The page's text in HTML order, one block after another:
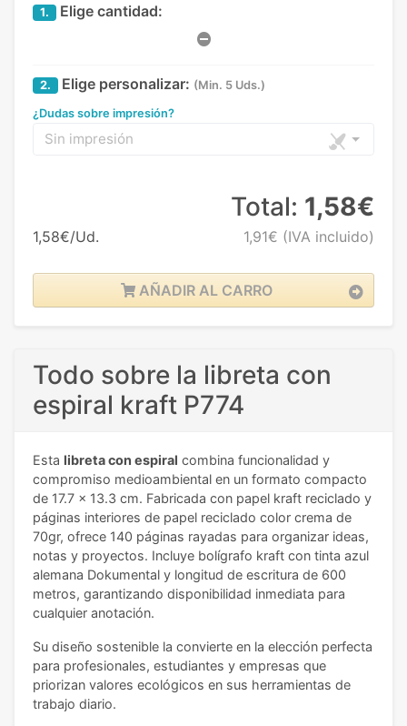
1. Elige cantidad:
2. Elige personalizar: (Min. 5 Uds.)
¿Dudas sobre impresión?
Sin impresión
1,58€/Ud.
Total: 1,58€
1,91€ (IVA incluido)
AÑADIR AL CARRO
Todo sobre la libreta con
espiral kraft P774
Esta libreta con espiral combina funcionalidad y
compromiso medioambiental en un formato compacto
de 17.7 x 13.3 cm. Fabricada con papel kraft reciclado y
páginas interiores de papel reciclado color crema de
70gr, ofrece 140 páginas rayadas para organizar ideas,
notas y proyectos. Incluye bolígrafo kraft con tinta azul
alemana Dokumental y longitud de escritura de 600
metros, garantizando disponibilidad inmediata para
cualquier anotación.
Su diseño sostenible la convierte en la elección perfecta
para profesionales, estudiantes y empresas que
priorizan valores ecológicos en sus herramientas de
trabajo diario.